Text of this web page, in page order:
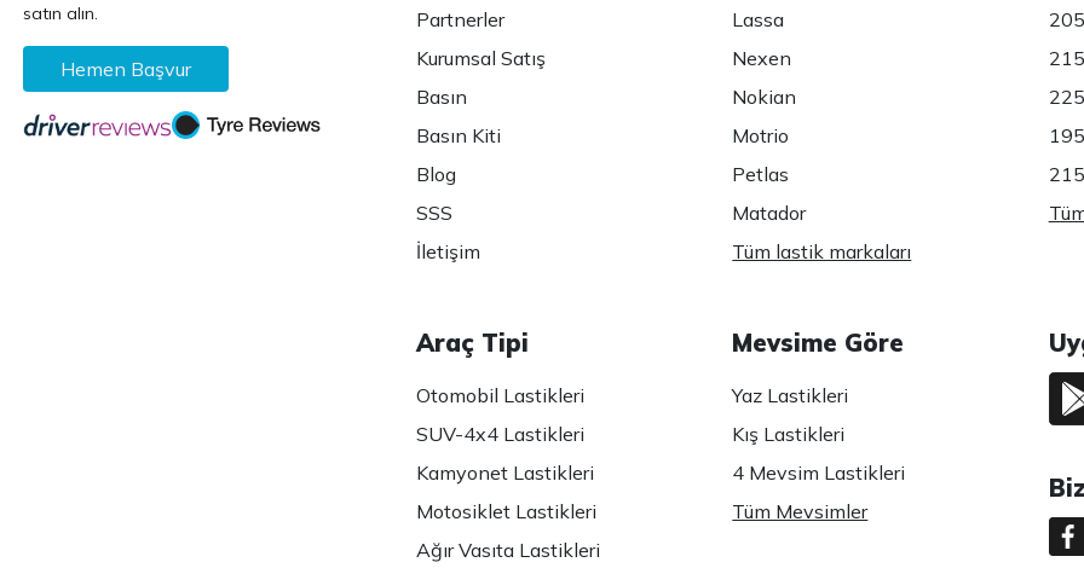
satın alın.
Hemen Başvur
Partnerler
Kurumsal Satış
Basın
Basın Kiti
Blog
SSS
İletişim
Lassa
Nexen
Nokian
Motrio
Petlas
Matador
Tüm lastik markaları
Araç Tipi
Otomobil Lastikleri
SUV-4x4 Lastikleri
Kamyonet Lastikleri
Motosiklet Lastikleri
Ağır Vasıta Lastikleri
Mevsime Göre
Yaz Lastikleri
Kış Lastikleri
4 Mevsim Lastikleri
Tüm Mevsimler